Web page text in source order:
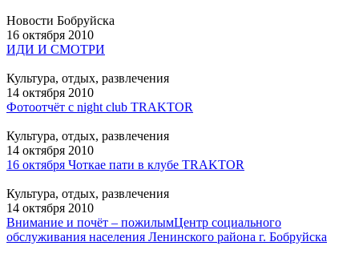
Новости Бобруйска
16 октября 2010
ИДИ И СМОТРИ
Культура, отдых, развлечения
14 октября 2010
Фотоотчёт с night club TRAKTOR
Культура, отдых, развлечения
14 октября 2010
16 октября Чоткае пати в клубе TRAKTOR
Культура, отдых, развлечения
14 октября 2010
Внимание и почёт – пожилымЦентр социального
обслуживания населения Ленинского района г. Бобруйска